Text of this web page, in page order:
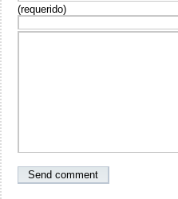
(requerido)